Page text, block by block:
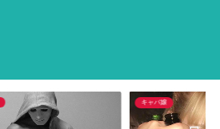
キャバ嬢